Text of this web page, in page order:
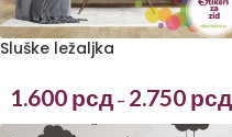
Sluške ležaljka
1.600 рсд – 2.750 рсд